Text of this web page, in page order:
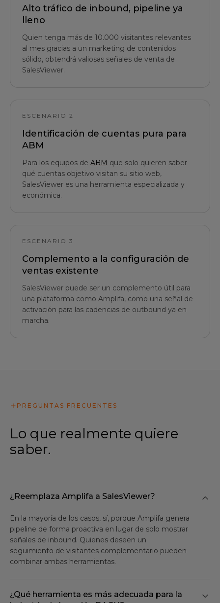
Alto tráfico de inbound, pipeline ya
lleno
Quien tenga más de 10.000 visitantes relevantes
al mes gracias a un marketing de contenidos
sólido, obtendrá valiosas señales de venta de
SalesViewer.
ESCENARIO 2
Identificación de cuentas pura para
ABM
Para los equipos de ABM que solo quieren saber
qué cuentas objetivo visitan su sitio web,
SalesViewer es una herramienta especializada y
económica.
ESCENARIO 3
Complemento a la configuración de
ventas existente
SalesViewer puede ser un complemento útil para
una plataforma como Amplifa, como una señal de
activación para las cadencias de outbound ya en
marcha.
PREGUNTAS FRECUENTES
Lo que realmente quiere
saber.
¿Reemplaza Amplifa a SalesViewer?
En la mayoría de los casos, sí, porque Amplifa genera
pipeline de forma proactiva en lugar de solo mostrar
señales de inbound. Quienes deseen un
seguimiento de visitantes complementario pueden
combinar ambas herramientas.
¿Qué herramienta es más adecuada para la